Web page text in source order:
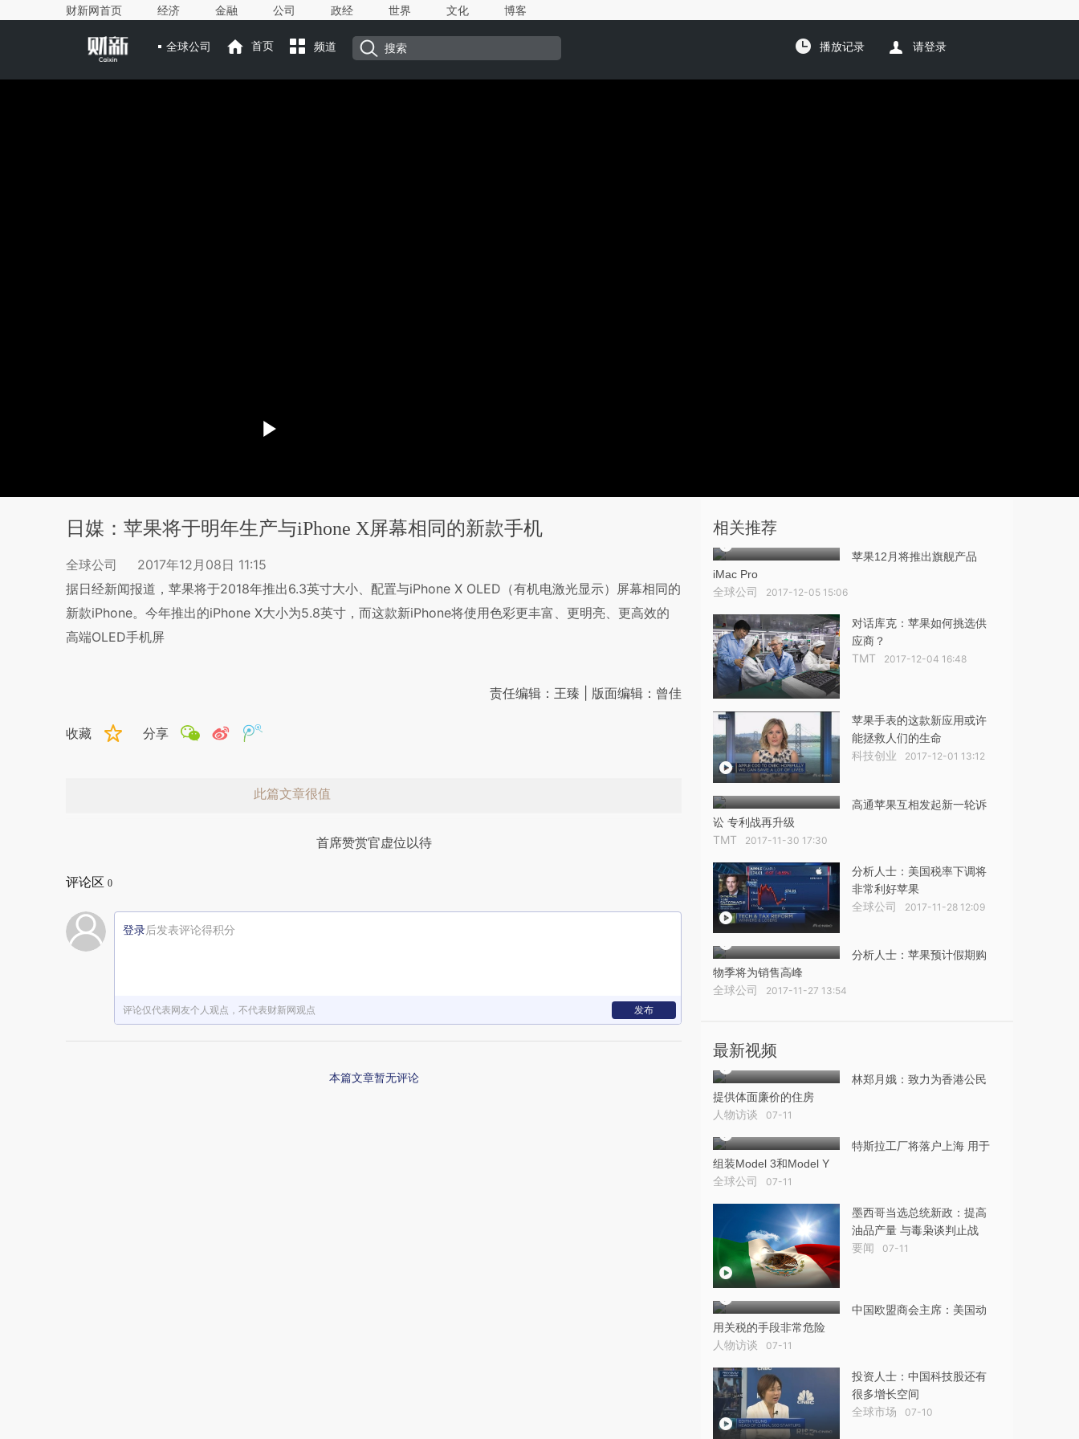
财新网首页 经济 金融 公司 政经 世界 文化 博客
全球公司 首页 频道 播放记录 请登录
日媒：苹果将于明年生产与iPhone X屏幕相同的新款手机
全球公司
2017年12月08日 11:15
据日经新闻报道，苹果将于2018年推出6.3英寸大小、配置与iPhone X OLED（有机电激光显示）屏幕相同的
新款iPhone。今年推出的iPhone X大小为5.8英寸，而这款新iPhone将使用色彩更丰富、更明亮、更高效的
高端OLED手机屏
责任编辑：王臻 | 版面编辑：曾佳
收藏 分享
此篇文章很值
首席赞赏官虚位以待
评论区 0
登录后发表评论得积分
评论仅代表网友个人观点，不代表财新网观点 发布
本篇文章暂无评论
相关推荐
苹果12月将推出旗舰产品
iMac Pro
全球公司 2017-12-05 15:06
对话库克：苹果如何挑选供
应商？
TMT 2017-12-04 16:48
苹果手表的这款新应用或许
能拯救人们的生命
科技创业 2017-12-01 13:12
高通苹果互相发起新一轮诉
讼 专利战再升级
TMT 2017-11-30 17:30
分析人士：美国税率下调将
非常利好苹果
全球公司 2017-11-28 12:09
分析人士：苹果预计假期购
物季将为销售高峰
全球公司 2017-11-27 13:54
最新视频
林郑月娥：致力为香港公民
提供体面廉价的住房
人物访谈 07-11
特斯拉工厂将落户上海 用于
组装Model 3和Model Y
全球公司 07-11
墨西哥当选总统新政：提高
油品产量 与毒枭谈判止战
要闻 07-11
中国欧盟商会主席：美国动
用关税的手段非常危险
人物访谈 07-11
投资人士：中国科技股还有
很多增长空间
全球市场 07-10